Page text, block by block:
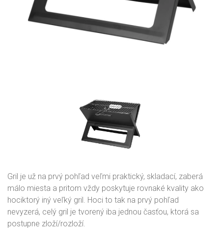
Gril je už na prvý pohľad veľmi praktický, skladací, zaberá
málo miesta a pritom vždy poskytuje rovnaké kvality ako
hociktorý iný veľký gril. Hoci to tak na prvý pohľad
nevyzerá, celý gril je tvorený iba jednou časťou, ktorá sa
postupne zloží/rozloží.